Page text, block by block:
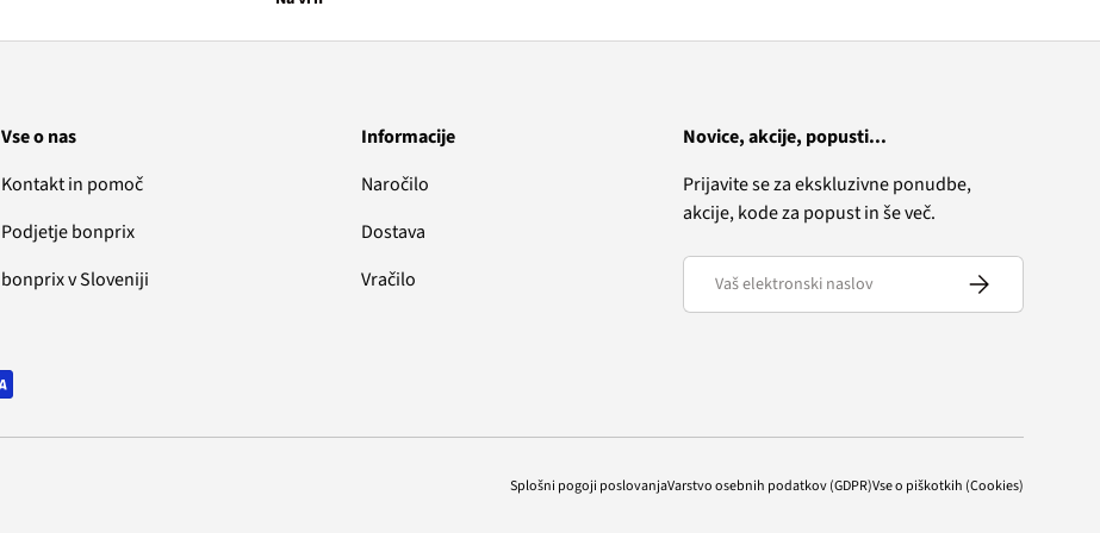
Vse o nas
Kontakt in pomoč
Podjetje bonprix
bonprix v Sloveniji
Informacije
Naročilo
Dostava
Vračilo
Novice, akcije, popusti...
Prijavite se za ekskluzivne ponudbe,
akcije, kode za popust in še več.
Elektronski naslov Naročite se
Splošni pogoji poslovanjaVarstvo osebnih podatkov (GDPR)Vse o piškotkih (Cookies)